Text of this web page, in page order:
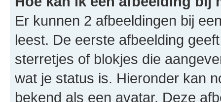
Er kunnen 2 afbeeldingen bij
leest. De eerste afbeelding
sterretjes of blokjes die
wat je status is. Hieronder kan
bekend als een avatar. Deze